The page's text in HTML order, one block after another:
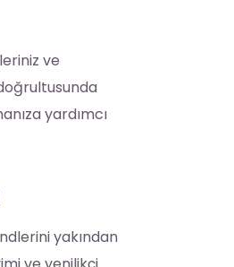
ve
yardımcı
yakından